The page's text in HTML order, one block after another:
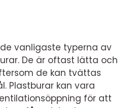
vanligaste typerna av
De är oftast lätta och
de kan tvättas
Plastburar kan vara
för att